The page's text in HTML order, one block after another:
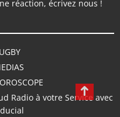
réaction, écrivez nous !
Radio à votre Service avec